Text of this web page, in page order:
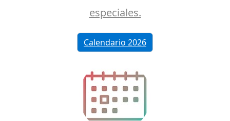
especiales.
Calendario 2026